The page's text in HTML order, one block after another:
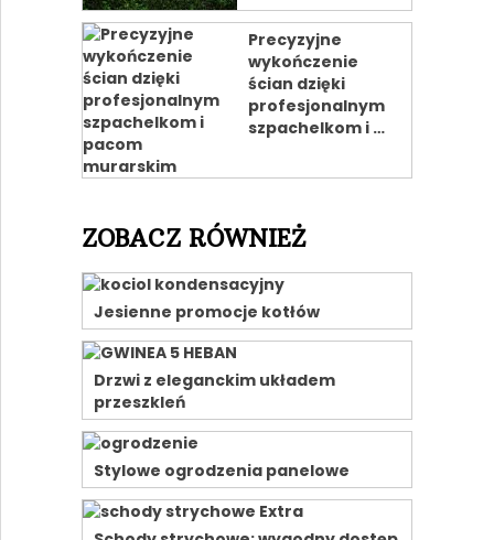
Precyzyjne
wykończenie
ścian dzięki
profesjonalnym
szpachelkom i …
ZOBACZ RÓWNIEŻ
Jesienne promocje kotłów
Drzwi z eleganckim układem
przeszkleń
Stylowe ogrodzenia panelowe